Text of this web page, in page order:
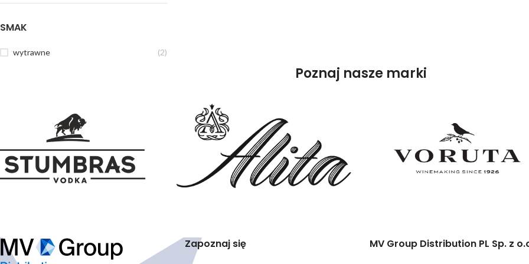
SMAK
wytrawne (2)
Poznaj nasze marki
Zapoznaj się MV Group Distribution PL Sp. z